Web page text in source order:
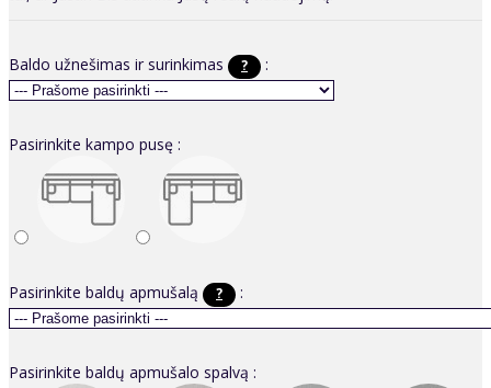
Baldo užnešimas ir surinkimas ? :
Pasirinkite kampo pusę :
Pasirinkite baldų apmušalą ? :
Pasirinkite baldų apmušalo spalvą :